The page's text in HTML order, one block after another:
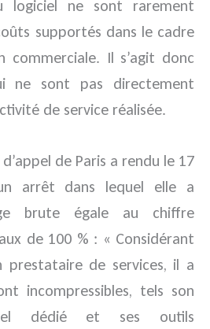
logiciel ne sont rarement
supportés dans le cadre
commerciale. Il s’agit donc
ne sont pas directement
de service réalisée.
de Paris a rendu le 17
arrêt dans lequel elle a
brute égale au chiffre
de 100 % : « Considérant
prestataire de services, il a
incompressibles, tels son
dédié et ses outils